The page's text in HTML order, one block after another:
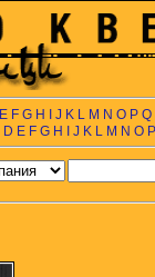
E F G H J K L M N O P Q
D E F G H J K L M N O P